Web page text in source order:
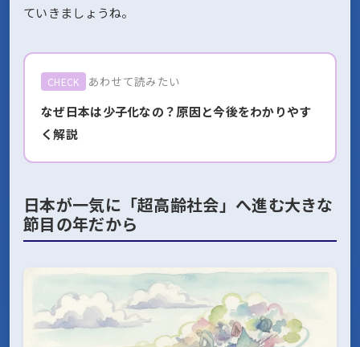
ていきましょうね。
CHECK あわせて読みたい
なぜ日本は少子化なの？原因と今後をわかりやす
く解説
日本が一気に「超高齢社会」へ進む大きな
節目の年だから